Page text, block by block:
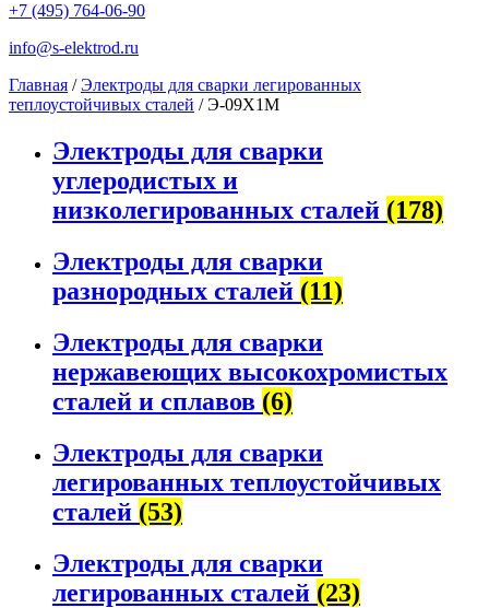
+7 (495) 764-06-90
info@s-elektrod.ru
Главная /Электроды для сварки легированных
теплоустойчивых сталей / Э-09Х1М
Электроды для сварки
углеродистых и
низколегированных сталей (178)
Электроды для сварки
разнородных сталей (11)
Электроды для сварки
нержавеющих высокохромистых
сталей и сплавов (6)
Электроды для сварки
легированных теплоустойчивых
сталей (53)
Электроды для сварки
легированных сталей (23)